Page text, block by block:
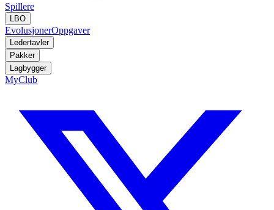
Spillere
LBO
EvolusjonerOppgaver
Ledertavler
Pakker
Lagbygger
MyClub